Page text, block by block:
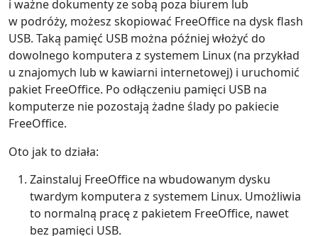
i ważne dokumenty ze sobą poza biurem lub
w podróży, możesz skopiować FreeOffice na dysk flash
USB. Taką pamięć USB można później włożyć do
dowolnego komputera z systemem Linux (na przykład
u znajomych lub w kawiarni internetowej) i uruchomić
pakiet FreeOffice. Po odłączeniu pamięci USB na
komputerze nie pozostają żadne ślady po pakiecie
FreeOffice.
Oto jak to działa:
Zainstaluj FreeOffice na wbudowanym dysku
twardym komputera z systemem Linux. Umożliwia
to normalną pracę z pakietem FreeOffice, nawet
bez pamięci USB.